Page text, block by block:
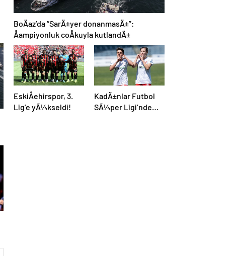
BoÄaz’da “SarÄ±yer donanmasÄ±”:
Åampiyonluk coÅkuyla kutlandÄ±
EskiÅehirspor, 3.
Lig’e yÃ¼kseldi!
KadÄ±nlar Futbol
SÃ¼per Ligi’nde